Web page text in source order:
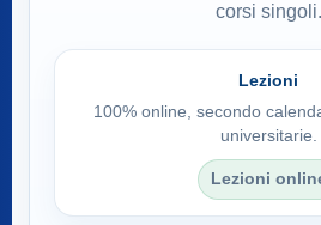
corsi singoli.
Lezioni
100% online, secondo
universitarie.
Lezioni